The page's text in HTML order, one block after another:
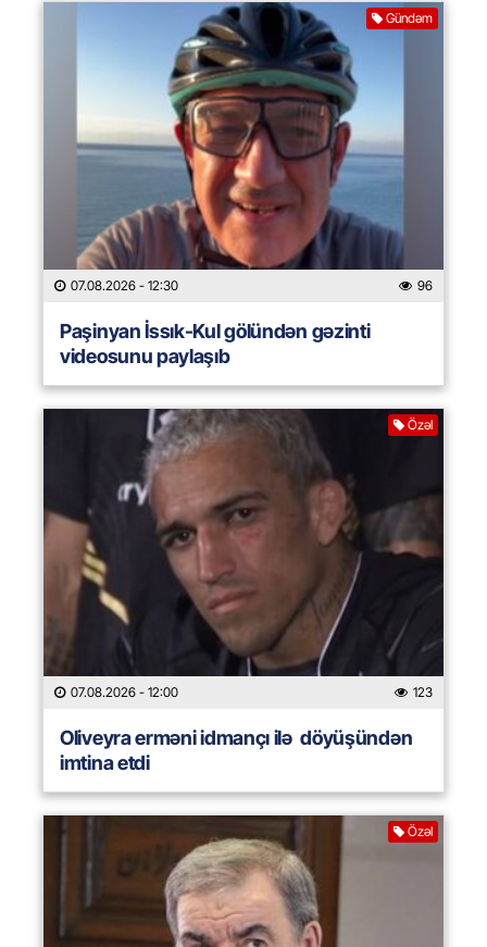
Gündəm
07.08.2026 - 12:30 96
Paşinyan İssık-Kul gölündən gəzinti
videosunu paylaşıb
Özəl
07.08.2026 - 12:00 123
Oliveyra erməni idmançı ilə döyüşündən
imtina etdi
Özəl